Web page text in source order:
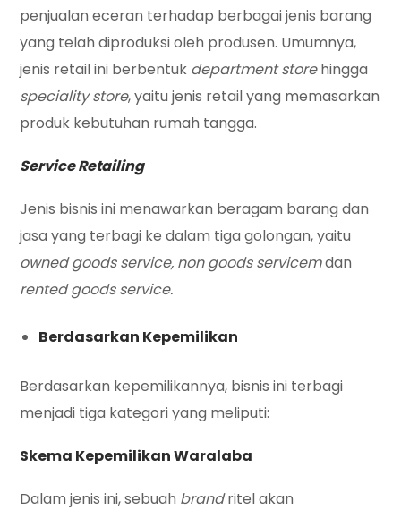
penjualan eceran terhadap berbagai jenis barang
yang telah diproduksi oleh produsen. Umumnya,
jenis retail ini berbentuk department storehingga
speciality store, yaitu jenis retail yang memasarkan
produk kebutuhan rumah tangga.
Service Retailing
Jenis bisnis ini menawarkan beragam barang dan
jasa yang terbagi ke dalam tiga golongan, yaitu
owned goods service, non goods servicemdan
rented goods service.
Berdasarkan Kepemilikan
Berdasarkan kepemilikannya, bisnis ini terbagi
menjadi tiga kategori yang meliputi:
Skema Kepemilikan Waralaba
Dalam jenis ini, sebuah brandritel akan